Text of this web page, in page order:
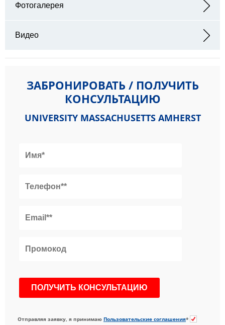
Фотогалерея
Видео
ЗАБРОНИРОВАТЬ / ПОЛУЧИТЬ
КОНСУЛЬТАЦИЮ
UNIVERSITY MASSACHUSETTS AMHERST
Отправляя заявку, я принимаю Пользовательские соглашения*